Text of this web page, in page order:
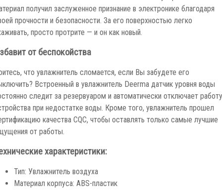
получил заслуженное признание в электронике благодаря
прочности и безопасности. За его поверхностью легко
просто протрите — и он как новый.
от беспокойства
что увлажнитель сломается, если Вы забудете его
Встроенный в увлажнитель Deerma датчик уровня воды
следит за резервуаром и автоматически отключает работу
при недостатке воды. Кроме того, увлажнитель прошел
качества CQC, чтобы оставлять только самые лучшие
от работы.
характеристики:
Тип: Увлажнитель воздуха
Материал корпуса: ABS-пластик